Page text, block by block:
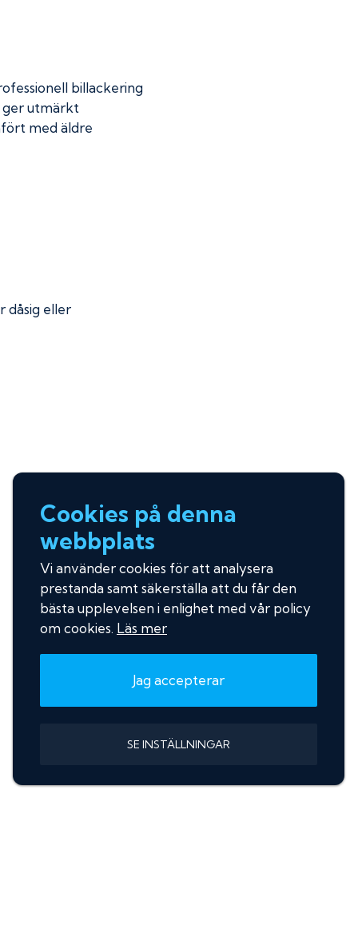
billackering
ger utmärkt
med äldre
dåsig eller
Cookies på denna
webbplats
Vi använder cookies för att analysera
prestanda samt säkerställa att du får den
bästa upplevelsen i enlighet med vår policy
om cookies. Läs mer
Jag accepterar
SE INSTÄLLNINGAR